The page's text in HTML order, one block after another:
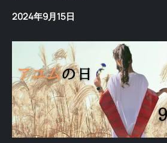
2024年9月15日